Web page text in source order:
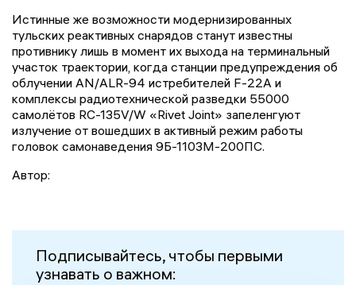
Истинные же возможности модернизированных
тульских реактивных снарядов станут известны
противнику лишь в момент их выхода на терминальный
участок траектории, когда станции предупреждения об
облучении AN/ALR-94 истребителей F-22A и
комплексы радиотехнической разведки 55000
самолётов RC-135V/W «Rivet Joint» запеленгуют
излучение от вошедших в активный режим работы
головок самонаведения 9Б-1103М-200ПС.
Автор:
Подписывайтесь, чтобы первыми
узнавать о важном: